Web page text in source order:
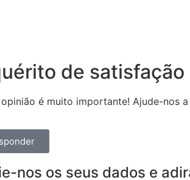
de satisfação
é muito importante! Ajude-nos
nos os seus dados e